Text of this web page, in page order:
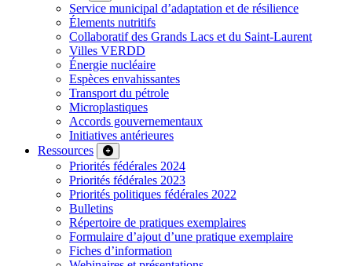
Service municipal d’adaptation et de résilience
Élements nutritifs
Collaboratif des Grands Lacs et du Saint-Laurent
Villes VERDD
Énergie nucléaire
Espèces envahissantes
Transport du pétrole
Microplastiques
Accords gouvernementaux
Initiatives antérieures
Ressources
Priorités fédérales 2024
Priorités fédérales 2023
Priorités politiques fédérales 2022
Bulletins
Répertoire de pratiques exemplaires
Formulaire d’ajout d’une pratique exemplaire
Fiches d’information